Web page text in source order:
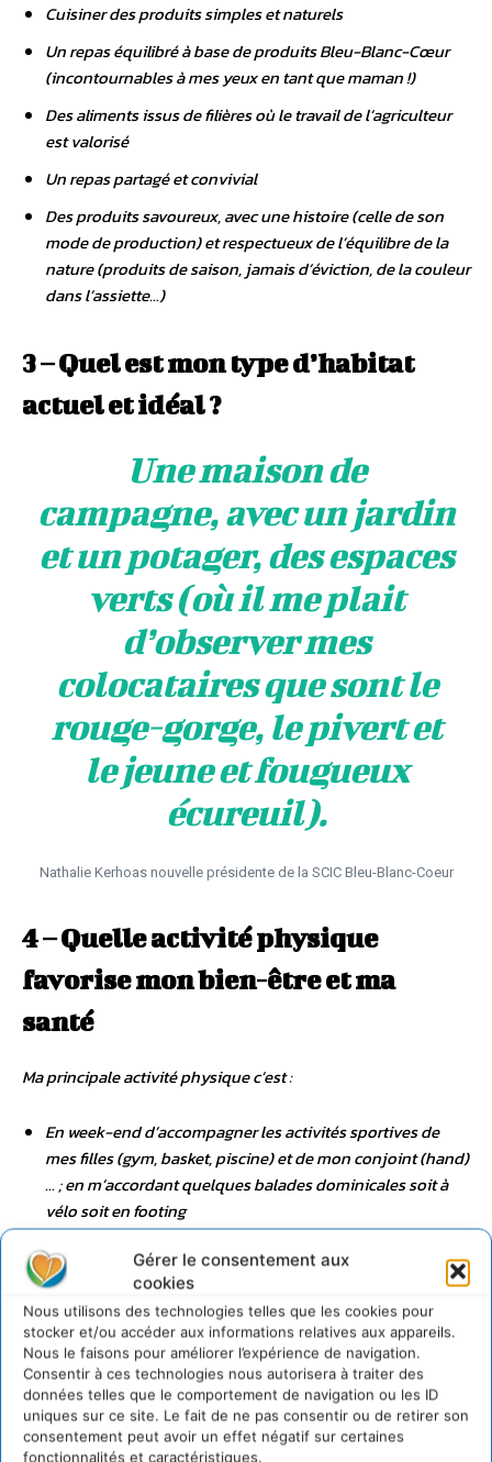
Gérer le consentement aux
cookies
Nous utilisons des technologies telles que les cookies pour
stocker et/ou accéder aux informations relatives aux appareils.
Nous le faisons pour améliorer l’expérience de navigation.
Consentir à ces technologies nous autorisera à traiter des
données telles que le comportement de navigation ou les ID
uniques sur ce site. Le fait de ne pas consentir ou de retirer son
consentement peut avoir un effet négatif sur certaines
fonctionnalités et caractéristiques.
Cuisiner des produits simples et naturels
Un repas équilibré à base de produits Bleu-Blanc-Cœur
(incontournables à mes yeux en tant que maman !)
Des aliments issus de filières où le travail de l’agriculteur
est valorisé
Un repas partagé et convivial
Des produits savoureux, avec une histoire (celle de son
mode de production) et respectueux de l’équilibre de la
nature (produits de saison, jamais d’éviction, de la couleur
dans l’assiette…)
3 – Quel est mon type d’habitat
actuel et idéal ?
Une maison de
campagne, avec un jardin
et un potager, des espaces
verts (où il me plait
d’observer mes
colocatairesque sont le
rouge-gorge, le pivert et
le jeune et fougueux
écureuil).
Nathalie Kerhoas nouvelle présidente de la SCIC Bleu-Blanc-Coeur
4 – Quelle activité physique
favorise mon bien-être et ma
santé
Ma principale activité physique c’est :
En week-end d’accompagner les activités sportives de
mes filles (gym, basket, piscine) et de mon conjoint (hand)
… ; en m’accordant quelques balades dominicales soit à
vélo soit en footing
En semaine, lors de mes déplacements parisiens, toujours
prendre les escaliers (surtout quand un escalator ou un
ascenseur se présente à moi
5 – Quels savoirs m’ont permis de
comprendre comment agir ?